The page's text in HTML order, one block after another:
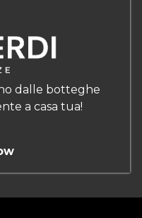
dalle botteghe
a casa tua!